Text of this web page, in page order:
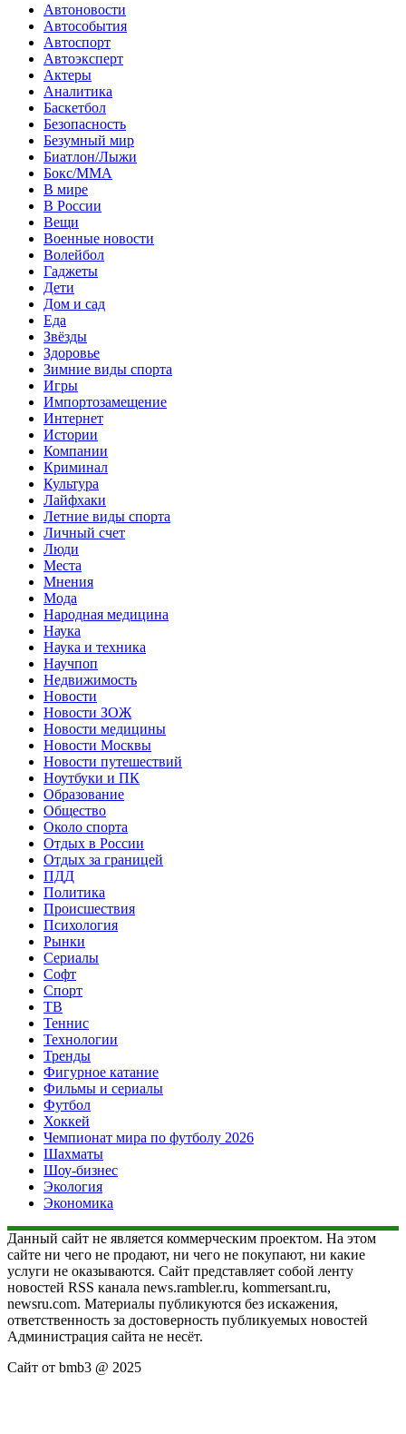
Автоновости
Автособытия
Автоспорт
Автоэксперт
Актеры
Аналитика
Баскетбол
Безопасность
Безумный мир
Биатлон/Лыжи
Бокс/MMA
В мире
В России
Вещи
Военные новости
Волейбол
Гаджеты
Дети
Дом и сад
Еда
Звёзды
Здоровье
Зимние виды спорта
Игры
Импортозамещение
Интернет
Истории
Компании
Криминал
Культура
Лайфхаки
Летние виды спорта
Личный счет
Люди
Места
Мнения
Мода
Народная медицина
Наука
Наука и техника
Научпоп
Недвижимость
Новости
Новости ЗОЖ
Новости медицины
Новости Москвы
Новости путешествий
Ноутбуки и ПК
Образование
Общество
Около спорта
Отдых в России
Отдых за границей
ПДД
Политика
Происшествия
Психология
Рынки
Сериалы
Софт
Спорт
ТВ
Теннис
Технологии
Тренды
Фигурное катание
Фильмы и сериалы
Футбол
Хоккей
Чемпионат мира по футболу 2026
Шахматы
Шоу-бизнес
Экология
Экономика
Данный сайт не является коммерческим проектом. На этом
сайте ни чего не продают, ни чего не покупают, ни какие
услуги не оказываются. Сайт представляет собой ленту
новостей RSS канала news.rambler.ru, kommersant.ru,
newsru.com. Материалы публикуются без искажения,
ответственность за достоверность публикуемых новостей
Администрация сайта не несёт.
Сайт от bmb3 @ 2025